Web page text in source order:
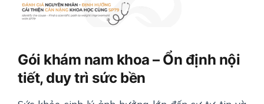
Gói khám nam khoa – Ổn định nội
tiết, duy trì sức bền